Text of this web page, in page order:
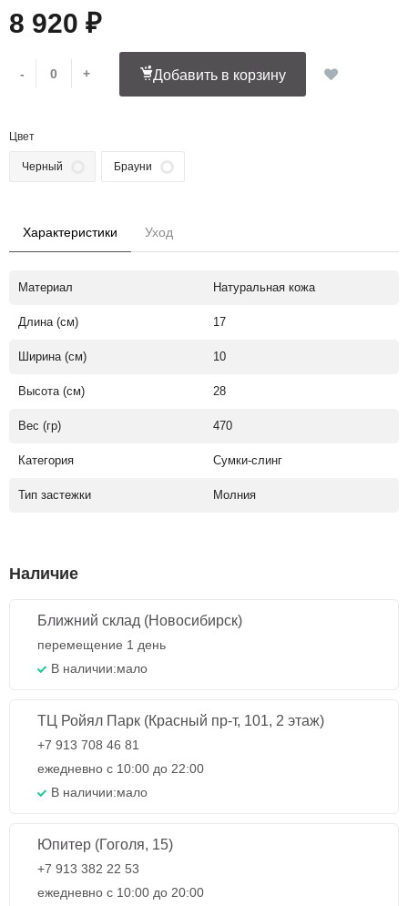
8 920 ₽
- + Добавить в корзину
Цвет
Черный Брауни
Характеристики Уход
Материал Натуральная кожа
Длина (см) 17
Ширина (см) 10
Высота (см) 28
Вес (гр) 470
Категория Сумки-слинг
Тип застежки Молния
Наличие
Ближний склад (Новосибирск)
перемещение 1 день
В наличии:мало
ТЦ Ройял Парк (Красный пр-т, 101, 2 этаж)
+7 913 708 46 81
ежедневно с 10:00 до 22:00
В наличии:мало
Юпитер (Гоголя, 15)
+7 913 382 22 53
ежедневно с 10:00 до 20:00